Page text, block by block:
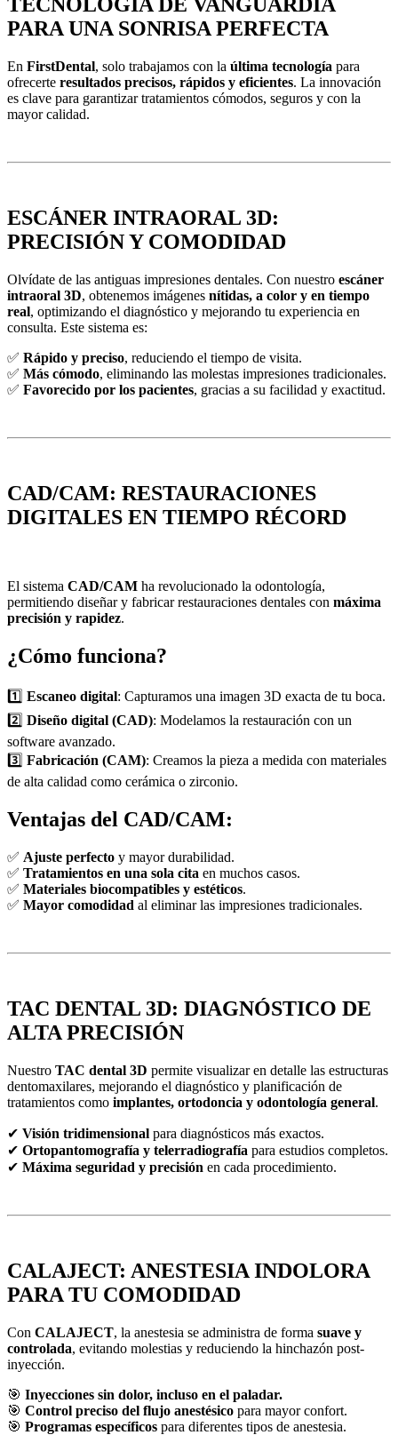
PARA UNA SONRISA PERFECTA
En FirstDental, solo trabajamos con la última tecnología para
ofrecerte resultados precisos, rápidos y eficientes. La innovación
es clave para garantizar tratamientos cómodos, seguros y con la
mayor calidad.
ESCÁNER INTRAORAL 3D:
PRECISIÓN Y COMODIDAD
Olvídate de las antiguas impresiones dentales. Con nuestro escáner
intraoral 3D, obtenemos imágenes nítidas, a color y en tiempo
real, optimizando el diagnóstico y mejorando tu experiencia en
consulta. Este sistema es:
✅ Rápido y preciso, reduciendo el tiempo de visita.
✅ Más cómodo, eliminando las molestas impresiones tradicionales.
✅ Favorecido por los pacientes, gracias a su facilidad y exactitud.
CAD/CAM: RESTAURACIONES
DIGITALES EN TIEMPO RÉCORD
El sistema CAD/CAM ha revolucionado la odontología,
permitiendo diseñar y fabricar restauraciones dentales con máxima
precisión y rapidez.
¿Cómo funciona?
1️⃣ Escaneo digital: Capturamos una imagen 3D exacta de tu boca.
2️⃣ Diseño digital (CAD): Modelamos la restauración con un
software avanzado.
3️⃣ Fabricación (CAM): Creamos la pieza a medida con materiales
de alta calidad como cerámica o zirconio.
Ventajas del CAD/CAM:
✅ Ajuste perfecto y mayor durabilidad.
✅ Tratamientos en una sola cita en muchos casos.
✅ Materiales biocompatibles y estéticos.
✅ Mayor comodidad al eliminar las impresiones tradicionales.
TAC DENTAL 3D: DIAGNÓSTICO DE
ALTA PRECISIÓN
Nuestro TAC dental 3D permite visualizar en detalle las estructuras
dentomaxilares, mejorando el diagnóstico y planificación de
tratamientos como implantes, ortodoncia y odontología general.
✔ Visión tridimensional para diagnósticos más exactos.
✔ Ortopantomografía y telerradiografía para estudios completos.
✔ Máxima seguridad y precisión en cada procedimiento.
CALAJECT: ANESTESIA INDOLORA
PARA TU COMODIDAD
Con CALAJECT, la anestesia se administra de forma suave y
controlada, evitando molestias y reduciendo la hinchazón post-
inyección.
🎯 Inyecciones sin dolor, incluso en el paladar.
🎯 Control preciso del flujo anestésico para mayor confort.
🎯 Programas específicos para diferentes tipos de anestesia.